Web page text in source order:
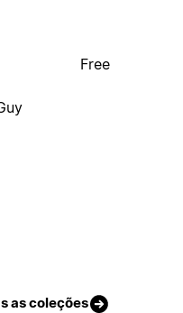
Free
as coleções